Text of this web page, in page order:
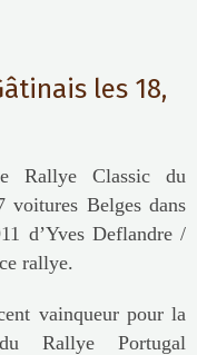
les 18,
Rallye Classic du
voitures Belges dans
d’Yves Deflandre /
rallye.
vainqueur pour la
Rallye Portugal